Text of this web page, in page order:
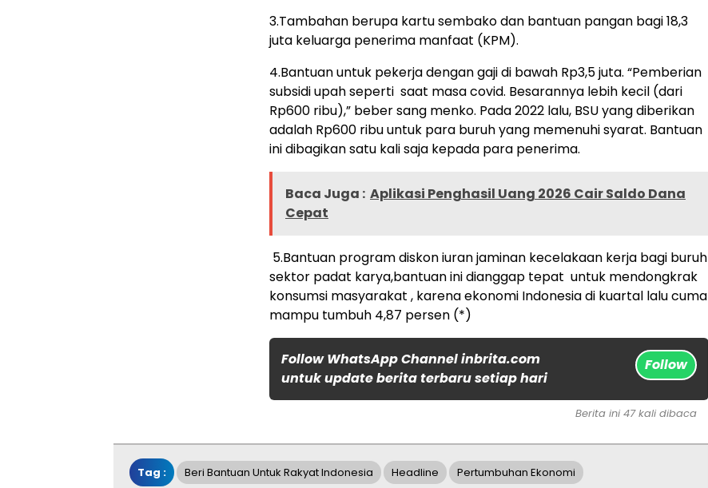
3.Tambahan berupa kartu sembako dan bantuan pangan bagi 18,3
juta keluarga penerima manfaat (KPM).
4.Bantuan untuk pekerja dengan gaji di bawah Rp3,5 juta. “Pemberian
subsidi upah seperti saat masa covid. Besarannya lebih kecil (dari
Rp600 ribu),” beber sang menko. Pada 2022 lalu, BSU yang diberikan
adalah Rp600 ribu untuk para buruh yang memenuhi syarat. Bantuan
ini dibagikan satu kali saja kepada para penerima.
Baca Juga : Aplikasi Penghasil Uang 2026 Cair Saldo Dana
Cepat
5.Bantuan program diskon iuran jaminan kecelakaan kerja bagi buruh
sektor padat karya,bantuan ini dianggap tepat untuk mendongkrak
konsumsi masyarakat , karena ekonomi Indonesia di kuartal lalu cuma
mampu tumbuh 4,87 persen (*)
Follow WhatsApp Channel inbrita.com
untuk update berita terbaru setiap hari
Follow
Berita ini 47 kali dibaca
Tag : Beri Bantuan Untuk Rakyat Indonesia Headline Pertumbuhan Ekonomi